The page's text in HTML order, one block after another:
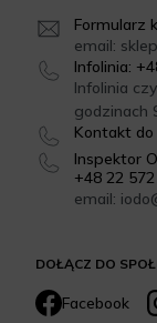
DOŁĄCZ DO
Facebook
Formularz
email:
Infolinia:
Infolinia
godzinach
Kontakt
Inspektor
+48 22
email: